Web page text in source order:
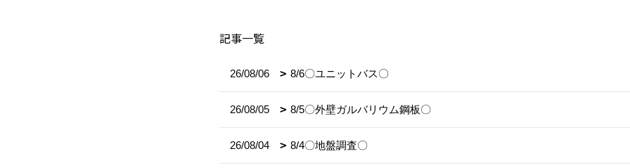
記事一覧
26/08/06 8/6〇ユニットバス〇
26/08/05 8/5〇外壁ガルバリウム鋼板〇
26/08/04 8/4〇地盤調査〇